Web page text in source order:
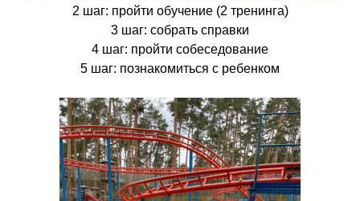
2 шаг: пройти обучение (2 тренинга)
3 шаг: собрать справки
4 шаг: пройти собеседование
5 шаг: познакомиться с ребенком